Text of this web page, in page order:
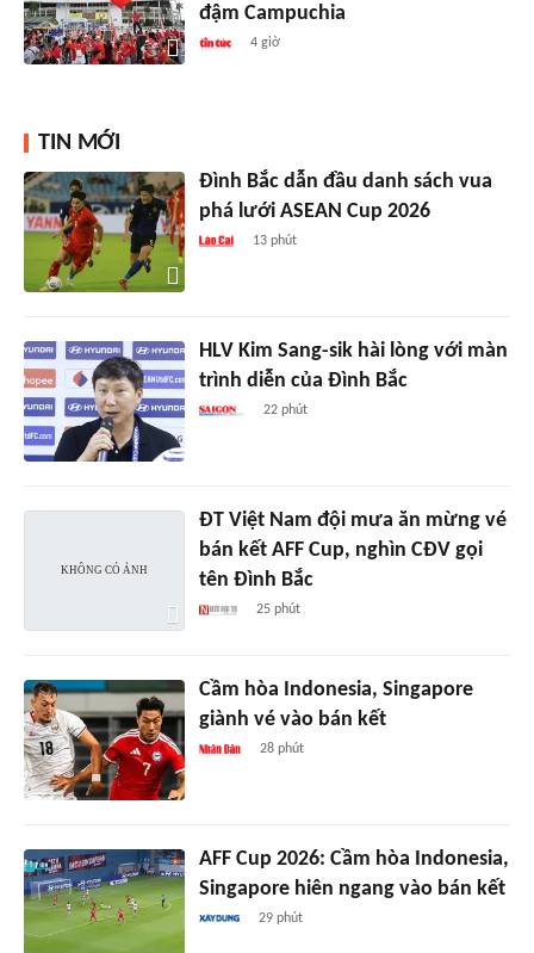
đậm Campuchia
4 giờ
TIN MỚI
Đình Bắc dẫn đầu danh sách vua
phá lưới ASEAN Cup 2026
13 phút
HLV Kim Sang-sik hài lòng với màn
trình diễn của Đình Bắc
22 phút
ĐT Việt Nam đội mưa ăn mừng vé
bán kết AFF Cup, nghìn CĐV gọi
tên Đình Bắc
25 phút
Cầm hòa Indonesia, Singapore
giành vé vào bán kết
28 phút
AFF Cup 2026: Cầm hòa Indonesia,
Singapore hiên ngang vào bán kết
29 phút